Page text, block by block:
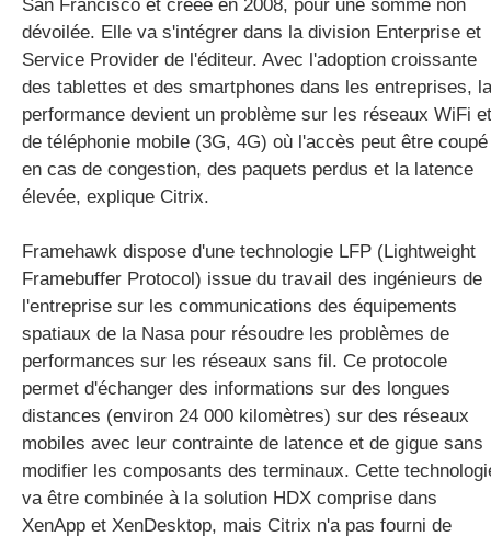
San Francisco et créée en 2008, pour une somme non
dévoilée. Elle va s'intégrer dans la division Enterprise et
Service Provider de l'éditeur. Avec l'adoption croissante
des tablettes et des smartphones dans les entreprises, la
performance devient un problème sur les réseaux WiFi et
de téléphonie mobile (3G, 4G) où l'accès peut être coupé
en cas de congestion, des paquets perdus et la latence
élevée, explique Citrix.
Framehawk dispose d'une technologie LFP (Lightweight
Framebuffer Protocol) issue du travail des ingénieurs de
l'entreprise sur les communications des équipements
spatiaux de la Nasa pour résoudre les problèmes de
performances sur les réseaux sans fil. Ce protocole
permet d'échanger des informations sur des longues
distances (environ 24 000 kilomètres) sur des réseaux
mobiles avec leur contrainte de latence et de gigue sans
modifier les composants des terminaux. Cette
va être combinée à la solution HDX comprise dans
XenApp et XenDesktop, mais Citrix n'a pas fourni de